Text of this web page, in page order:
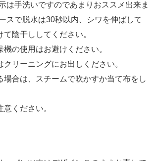
は手洗いですのであまりおススメ出来ま
スで脱水は30秒以内、シワを伸ばして
陰干ししてください。
の使用はお避けください。
リーニングにお出しください。
場合は、スチームで吹かすか当て布をし
ください。